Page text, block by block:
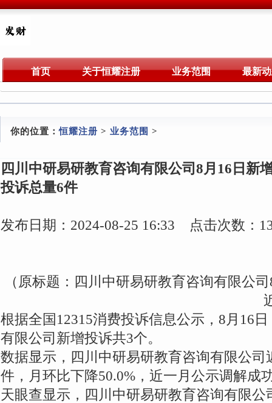
首页 关于恒耀注册 业务范围 最新
你的位置：恒耀注册 > 业务范围 >
四川中研易研教育咨询有限公司8月16日新
投诉总量6件
发布日期：2024-08-25 16:33 点击次数：
（原标题：四川中研易研教育咨询有限公
根据全国12315消费投诉信息公示，8月16
有限公司新增投诉共3个。
数据显示，四川中研易研教育咨询有限公司
件，月环比下降50.0%，近一月公示调解成
天眼查显示，四川中研易研教育咨询有限公